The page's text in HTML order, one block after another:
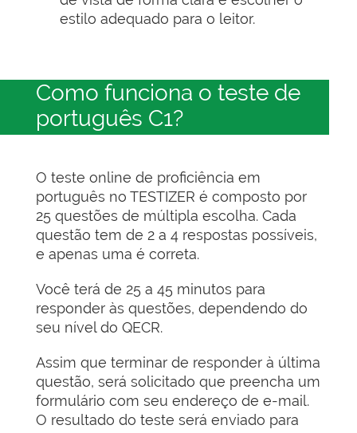
estilo adequado para o leitor.
Como funciona o teste de
português C1?
O teste online de proficiência em
português no TESTIZER é composto por
25 questões de múltipla escolha. Cada
questão tem de 2 a 4 respostas possíveis,
e apenas uma é correta.
Você terá de 25 a 45 minutos para
responder às questões, dependendo do
seu nível do QECR.
Assim que terminar de responder à última
questão, será solicitado que preencha um
formulário com seu endereço de e-mail.
O resultado do teste será enviado para